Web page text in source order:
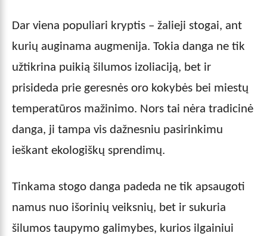
Dar viena populiari kryptis – žalieji stogai, ant
kurių auginama augmenija. Tokia danga ne tik
užtikrina puikią šilumos izoliaciją, bet ir
prisideda prie geresnės oro kokybės bei miestų
temperatūros mažinimo. Nors tai nėra tradicinė
danga, ji tampa vis dažnesniu pasirinkimu
ieškant ekologiškų sprendimų.
Tinkama stogo danga padeda ne tik apsaugoti
namus nuo išorinių veiksnių, bet ir sukuria
šilumos taupymo galimybes, kurios ilgainiui